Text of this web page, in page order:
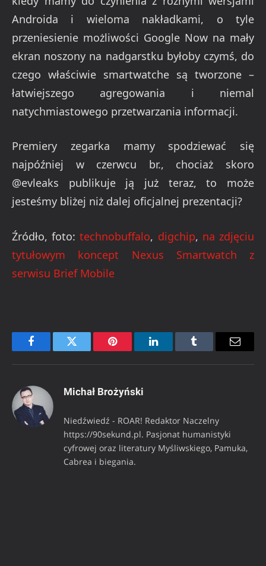
Androida i wieloma nakładkami, o tyle
przeniesienie możliwości Google Now na mały
ekran noszony na nadgarstku byłoby czymś, do
czego właściwie smartwatche są tworzone –
łatwiejszego agregowania i niemal
natychmiastowego przetwarzania informacji.
Premiery zegarka mamy spodziewać się
najpóźniej w czerwcu br., chociaż skoro
@evleaks publikuje ją już teraz, to może
jesteśmy bliżej niż dalej oficjalnej prezentacji?
Źródło, foto:technobuffalo, digchip, na zdjęciu
tytułowym koncept Nexus Smartwatch z
serwisu Brief Mobile
FacebookTwitter Pinterest LinkedInTumblr Email
Michał Brożyński
Niedźwiedź - ROAR! Redaktor Naczelny
https://90sekund.pl. Pasjonat humanistyki
cyfrowej oraz literatury Myśliwskiego, Pamuka,
Cabrea i biegania.